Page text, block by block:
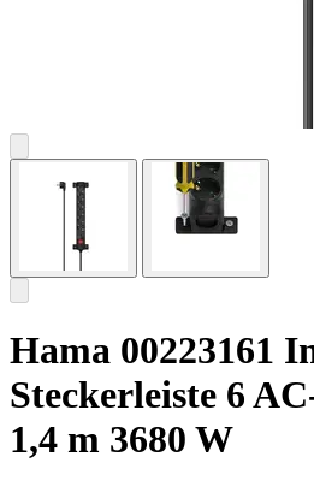
Hama 00223161
Steckerleiste 6
1,4 m 3680 W